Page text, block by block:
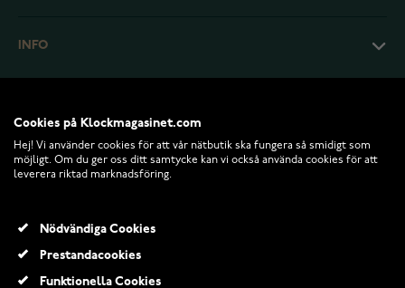
INFO
Cookies på Klockmagasinet.com
Hej! Vi använder cookies för att vår nätbutik ska fungera så smidigt som
möjligt. Om du ger oss ditt samtycke kan vi också använda cookies för att
leverera riktad marknadsföring.
Nödvändiga Cookies
Prestandacookies
Funktionella Cookies